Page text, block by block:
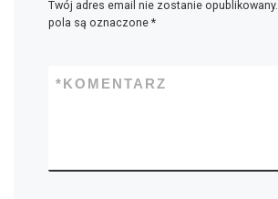
Twój adres email nie zostanie opublikowany.
pola są oznaczone *
KOMENTARZ
*